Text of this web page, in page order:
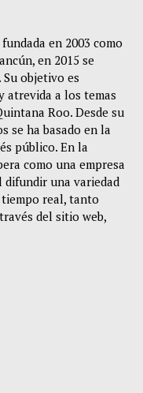
en 2003 como
en 2015 se
objetivo es
atrevida a los temas
Roo. Desde su
se ha basado en la
público. En la
como una empresa
una variedad
real, tanto
del sitio web,